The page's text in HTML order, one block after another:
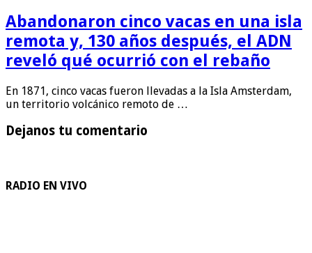
Abandonaron cinco vacas en una isla
remota y, 130 años después, el ADN
reveló qué ocurrió con el rebaño
En 1871, cinco vacas fueron llevadas a la Isla Amsterdam,
un territorio volcánico remoto de …
Dejanos tu comentario
RADIO EN VIVO